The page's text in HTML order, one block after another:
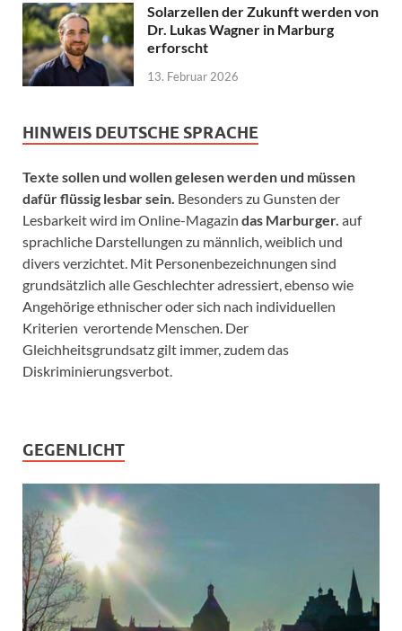
Solarzellen der Zukunft werden von
Dr. Lukas Wagner in Marburg
erforscht
13. Februar 2026
HINWEIS DEUTSCHE SPRACHE
Texte sollen und wollen gelesen werden und müssen
dafür flüssig lesbar sein. Besonders zu Gunsten der
Lesbarkeit wird im Online-Magazin das Marburger. auf
sprachliche Darstellungen zu männlich, weiblich und
divers verzichtet. Mit Personenbezeichnungen sind
grundsätzlich alle Geschlechter adressiert, ebenso wie
Angehörige ethnischer oder sich nach individuellen
Kriterien verortende Menschen. Der
Gleichheitsgrundsatz gilt immer, zudem das
Diskriminierungsverbot.
GEGENLICHT